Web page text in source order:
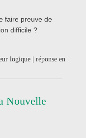
faire preuve de
difficile ?
logique | réponse en
Nouvelle